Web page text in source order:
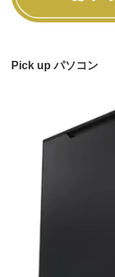
Pick up パソコン